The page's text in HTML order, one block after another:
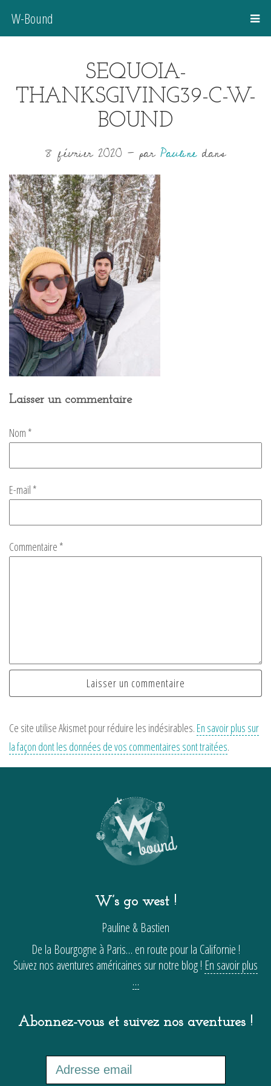
W-Bound
SEQUOIA-
THANKSGIVING39-C-W-
BOUND
8 février 2020 -parPaulinedans
Laisser un commentaire
Commentaire *
Nom *
E-mail *
Ce site utilise Akismet pour réduire les indésirables. En savoir plus sur
la façon dont les données de vos commentaires sont traitées.
W’s go west !
Pauline & Bastien
De la Bourgogne à Paris… en route pour la Californie !
Suivez nos aventures américaines sur notre blog ! En savoir plus
…
Abonnez-vous et suivez nos aventures !